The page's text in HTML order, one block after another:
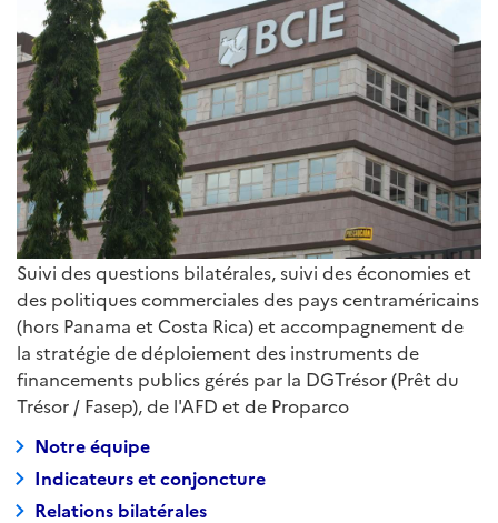
Suivi des questions bilatérales, suivi des économies et
des politiques commerciales des pays centraméricains
(hors Panama et Costa Rica) et accompagnement de
la stratégie de déploiement des instruments de
financements publics gérés par la DGTrésor (Prêt du
Trésor / Fasep), de l'AFD et de Proparco
Notre équipe
Indicateurs et conjoncture
Relations bilatérales